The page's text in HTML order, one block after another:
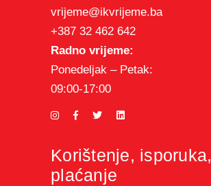
vrijeme@ikvrijeme.ba
+387 32 462 642
Radno vrijeme:
Ponedeljak – Petak:
09:00-17:00
Korištenje, isporuka,
plaćanje